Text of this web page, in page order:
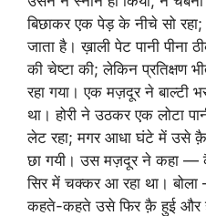
बिछाकर एक पेड़ के नीचे सो
जाता है। ख़ाली पेट पानी पीना
की चेष्टा की; लेकिन प्रतिक्षण
रहा गया। एक मज़दूर ने बाल्टी
था। होरी ने उठकर एक लोटा
लेट रहा; मगर आधा घंटे में उसे क़ै
छा गयी। उस मज़दूर ने कहा —
सिर में चक्कर आ रहा था।
कहते-कहते उसे फिर क़ै हुई और